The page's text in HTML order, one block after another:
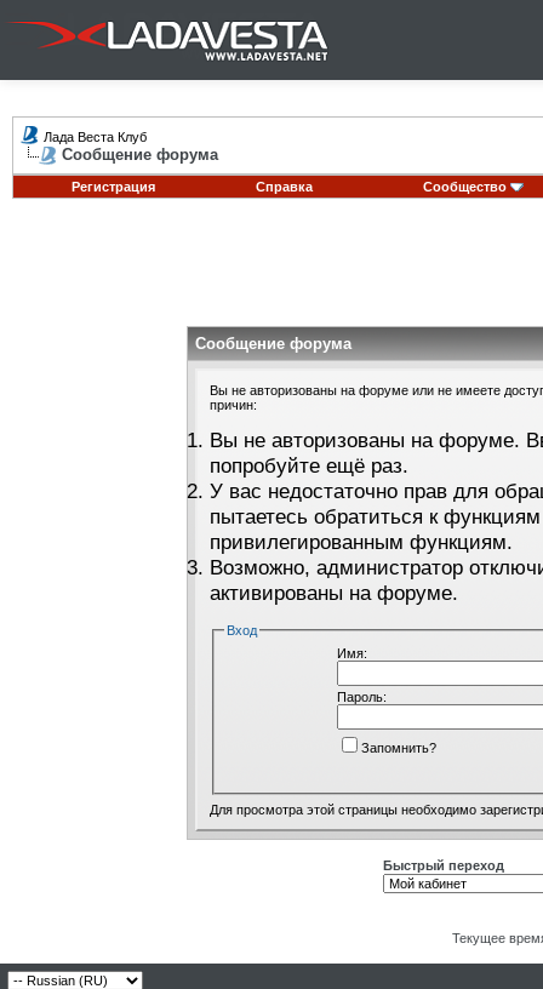
Лада Веста Клуб
Сообщение форума
Регистрация Справка Сообщество
Сообщение форума
Вы не авторизованы на форуме или не имеете
причин:
Вы не авторизованы на форуме.
попробуйте ещё раз.
У вас недостаточно прав для
пытаетесь обратиться к
привилегированным функциям.
Возможно, администратор
активированы на форуме.
Вход
Имя:
Пароль:
Запомнить?
Для просмотра этой страницы необходимо
Быстрый переход
Текущее